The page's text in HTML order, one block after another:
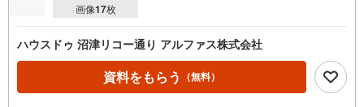
画像17枚
ハウスドゥ 沼津リコー通り アルファス株式会社
資料をもらう （無料）